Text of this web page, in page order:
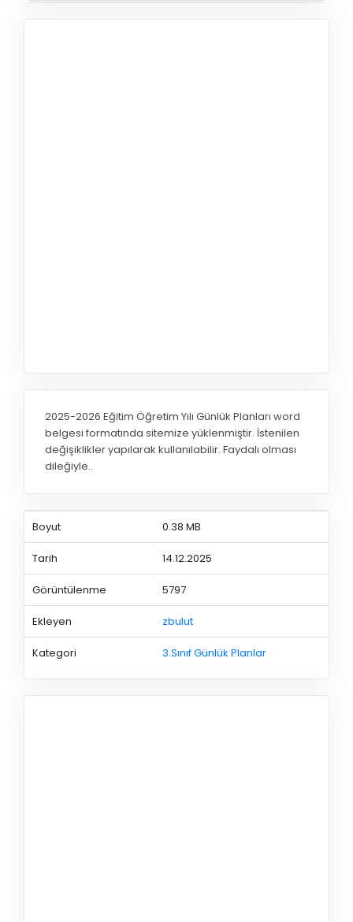
2025-2026 Eğitim Öğretim Yılı Günlük Planları word
belgesi formatında sitemize yüklenmiştir. İstenilen
değişiklikler yapılarak kullanılabilir. Faydalı olması
dileğiyle..
Boyut 0.38 MB
Tarih 14.12.2025
Görüntülenme 5797
Ekleyen zbulut
Kategori 3.Sınıf Günlük Planlar